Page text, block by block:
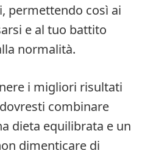
permettendo così ai
e al tuo battito
normalità.
i migliori risultati
dovresti combinare
dieta equilibrata e un
dimenticare di